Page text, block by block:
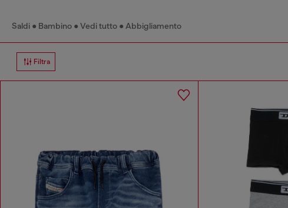
Saldi Bambino Vedi tutto Abbigliamento
Filtra